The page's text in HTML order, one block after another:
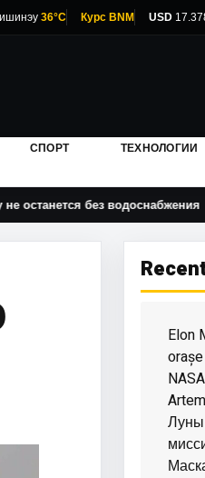
36°C Курс BNM USD
СПОРТ ТЕХНОЛОГИИ
без водоснабжения
Elon
Луны